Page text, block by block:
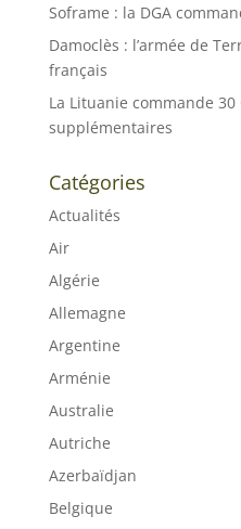
Soframe : la DGA
Damoclès : l’armée de
français
La Lituanie commande 30
supplémentaires
Catégories
Actualités
Air
Algérie
Allemagne
Argentine
Arménie
Australie
Autriche
Azerbaïdjan
Belgique